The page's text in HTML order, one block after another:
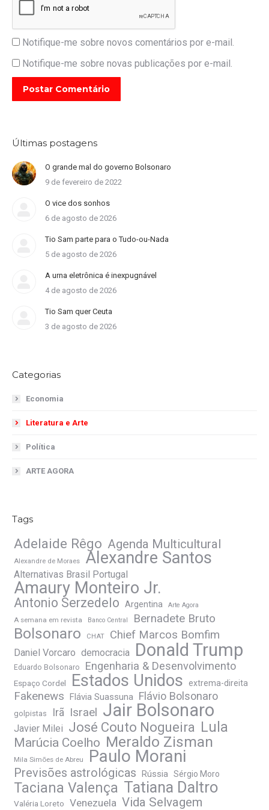
Notifique-me sobre novos comentários por e-mail.
Notifique-me sobre novas publicações por e-mail.
Postar Comentário
Últimas postagens
O grande mal do governo Bolsonaro
9 de fevereiro de 2022
O vice dos sonhos
6 de agosto de 2026
Tio Sam parte para o Tudo-ou-Nada
5 de agosto de 2026
A urna eletrônica é inexpugnável
4 de agosto de 2026
Tio Sam quer Ceuta
3 de agosto de 2026
Categorias
Economia
Literatura e Arte
Política
ARTE AGORA
Tags
Adelaide Rêgo Agenda Multicultural
Alexandre de Moraes Alexandre Santos
Alternativas Brasil Portugal
Amaury Monteiro Jr.
Antonio Serzedelo Argentina Arte Agora
A semana em revista Banco Central Bernadete Bruto
Bolsonaro CHAT Chief Marcos Bomfim
Daniel Vorcaro democracia Donald Trump
Eduardo Bolsonaro Engenharia & Desenvolvimento
Espaço Cordel Estados Unidos extrema-direita
Fakenews Flávia Suassuna Flávio Bolsonaro
golpistas Irã Israel Jair Bolsonaro
Javier Milei José Couto Nogueira Lula
Marúcia Coelho Meraldo Zisman
Mila Simões de Abreu Paulo Morani
Previsões astrológicas Rússia Sérgio Moro
Taciana Valença Tatiana Daltro
Valéria Loreto Venezuela Vida Selvagem